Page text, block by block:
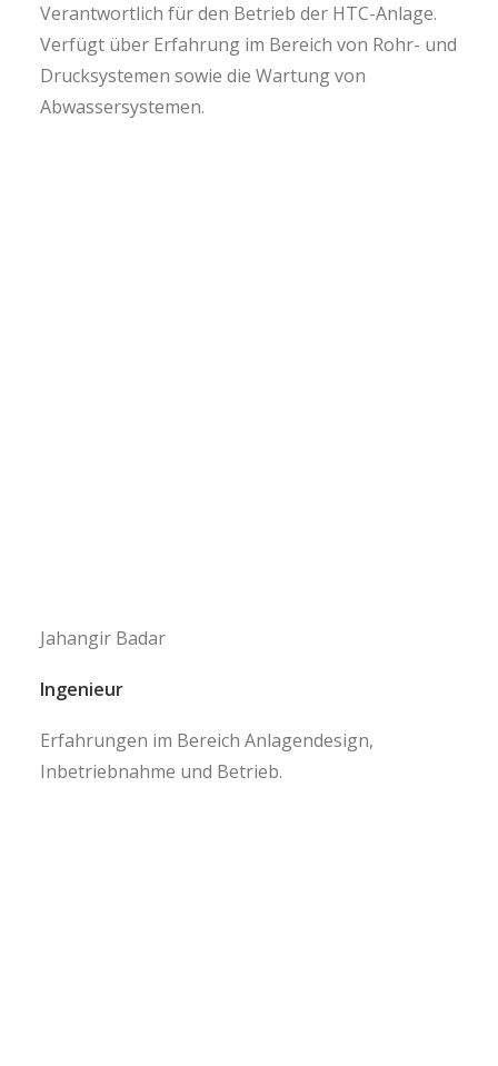
Verantwortlich für den Betrieb der HTC-Anlage.
Verfügt über Erfahrung im Bereich von Rohr- und
Drucksystemen sowie die Wartung von
Abwassersystemen.
Jahangir Badar
Ingenieur
Erfahrungen im Bereich Anlagendesign,
Inbetriebnahme und Betrieb.